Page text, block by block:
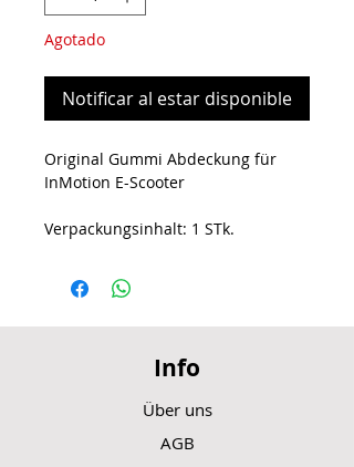
Agotado
Notificar al estar disponible
Original Gummi Abdeckung für
InMotion E-Scooter
Verpackungsinhalt: 1 STk.
Info
Über uns
AGB